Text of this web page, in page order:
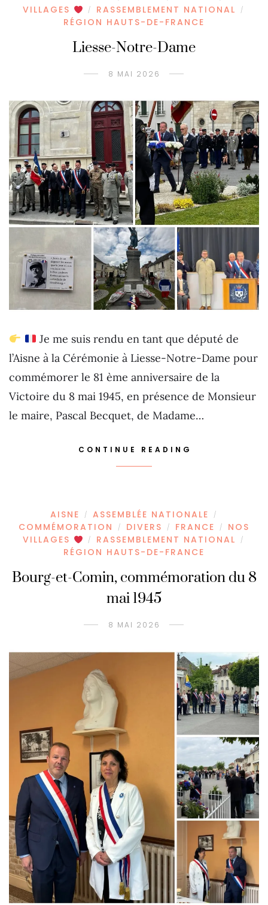
VILLAGES
/ RASSEMBLEMENT NATIONAL /
RÉGION HAUTS-DE-FRANCE
Liesse-Notre-Dame
8 MAI 2026
Je me suis rendu en tant que député de
l’Aisne à la Cérémonie à Liesse-Notre-Dame pour
commémorer le 81 ème anniversaire de la
Victoire du 8 mai 1945, en présence de Monsieur
le maire, Pascal Becquet, de Madame…
CONTINUE READING
AISNE / ASSEMBLÉE NATIONALE /
COMMÉMORATION / DIVERS / FRANCE /
NOS
VILLAGES
/ RASSEMBLEMENT NATIONAL /
RÉGION HAUTS-DE-FRANCE
Bourg-et-Comin, commémoration du 8
mai 1945
8 MAI 2026